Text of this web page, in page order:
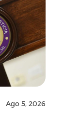
Ago 5, 2026